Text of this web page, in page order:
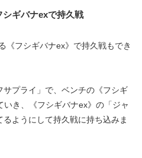
シギバナexで持久戦
《フシギバナex》で持久戦もでき
サプライ」で、ベンチの《フシギ
き、《フシギバナex》の「ジャ
ようにして持久戦に持ち込みま